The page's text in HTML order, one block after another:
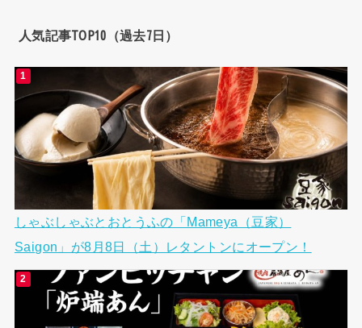
人気記事TOP10（過去7日）
しゃぶしゃぶとおとうふの「Mameya（豆家）
Saigon」が8月8日（土）レタントンにオープン！